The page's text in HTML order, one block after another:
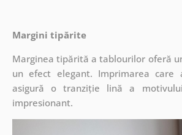
Margini tipărite
Marginea tipărită a tablourilor oferă
un efect elegant. Imprimarea care
asigură o tranziție lină a
impresionant.